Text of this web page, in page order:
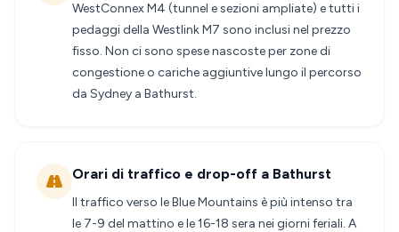
WestConnex M4 (tunnel e sezioni ampliate) e tutti i
pedaggi della Westlink M7 sono inclusi nel prezzo
fisso. Non ci sono spese nascoste per zone di
congestione o cariche aggiuntive lungo il percorso
da Sydney a Bathurst.
Orari di traffico e drop-off a Bathurst
Il traffico verso le Blue Mountains è più intenso tra
le 7-9 del mattino e le 16-18 sera nei giorni feriali. A